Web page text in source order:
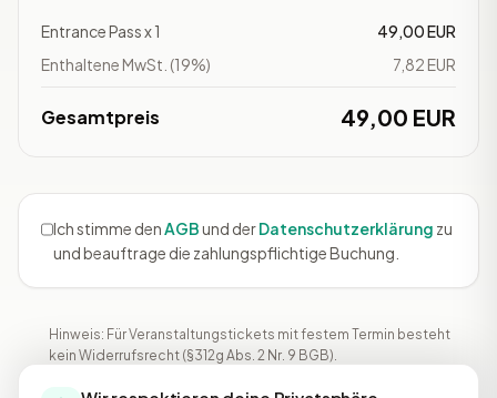
Entrance Pass x 1
49,00 EUR
Enthaltene MwSt. (19%)
7,82 EUR
Gesamtpreis 49,00 EUR
Ich stimme denAGBund derDatenschutzerklärung zu
und beauftrage die zahlungspflichtige Buchung.
Hinweis: Für Veranstaltungstickets mit festem Termin besteht
kein Widerrufsrecht (§312g Abs. 2 Nr. 9 BGB).